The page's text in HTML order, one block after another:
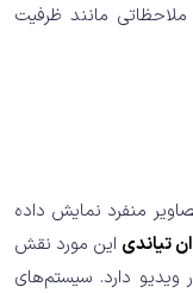
مانند ظرفیت
منفرد نمایش داده
تیاندی این مورد نقش
دارد. سیستم‌های